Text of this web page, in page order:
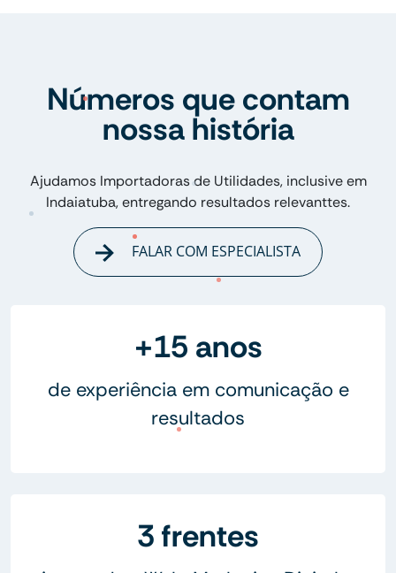
Números que contam
nossa história
Ajudamos Importadoras de Utilidades, inclusive em
Indaiatuba, entregando resultados relevanttes.
FALAR COM ESPECIALISTA
+15 anos
de experiência em comunicação e
resultados
3 frentes